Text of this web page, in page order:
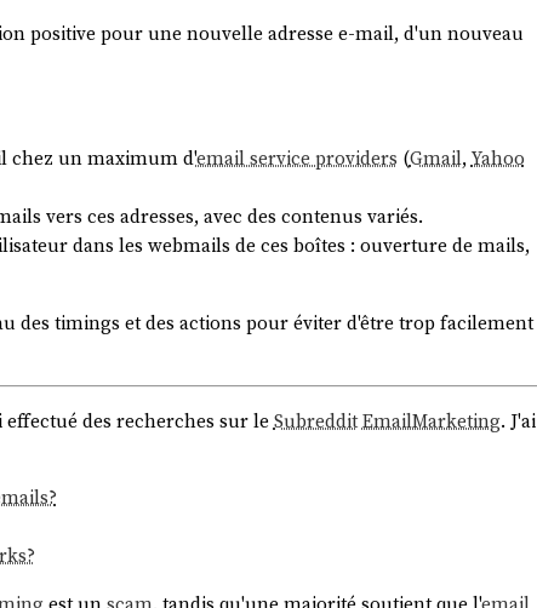
positive pour une nouvelle adresse e-mail, d'un nouveau
chez un maximum d'email service providers (Gmail, Yahoo
vers ces adresses, avec des contenus variés.
dans les webmails de ces boîtes : ouverture de mails,
des timings et des actions pour éviter d'être trop facilement
effectué des recherches sur le SubredditEmailMarketing. J'ai